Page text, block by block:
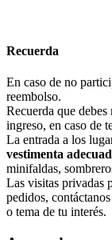
Recuerda
En caso de no
reembolso.
Recuerda que
ingreso, en caso de
La entrada a los
vestimenta
minifaldas,
Las visitas privadas
pedidos,
o tema de tu interés.